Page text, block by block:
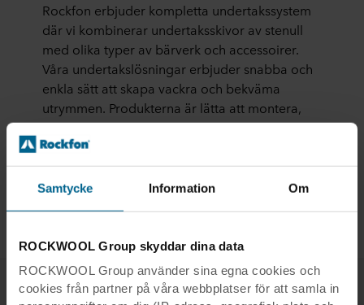
Samtycke Information Om
ROCKWOOL Group skyddar dina data
ROCKWOOL Group använder sina egna cookies och
cookies från partner på våra webbplatser för att samla in
Rockfon erbjuder kompletta undertakssystem
där vi kombinerar undertaksskivor av stenull
med olika typer av bärverk och accessoirer.
Våra undertakslösningar erbjuder snabba och
enkla sätt att skapa vackra och bekväma
utrymmen. Produkterna är lätta att montera,
har lång livslängd och skyddar människor från
oljud och brandspridning, samtidigt som de
bidrar till en hållbar framtid.